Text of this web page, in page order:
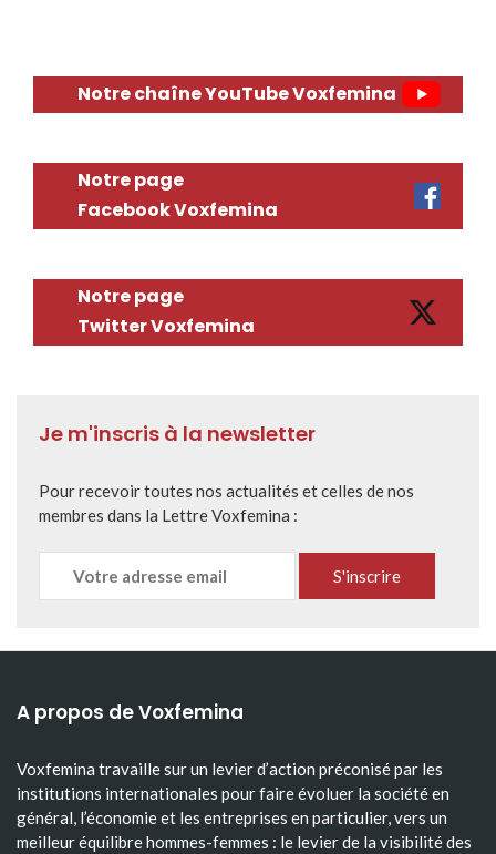
Notre chaîne YouTube Voxfemina
Notre page
Facebook Voxfemina
Notre page
Twitter Voxfemina
Je m'inscris à la newsletter
Pour recevoir toutes nos actualités et celles de nos
membres dans la Lettre Voxfemina :
A propos de Voxfemina
Voxfemina travaille sur un levier d’action préconisé par les
institutions internationales pour faire évoluer la société en
général, l’économie et les entreprises en particulier, vers un
meilleur équilibre hommes-femmes : le levier de la visibilité des